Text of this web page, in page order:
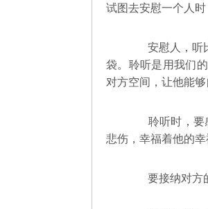
试图去安慰一个人
安慰人，听比
袋。聆听是用我们
对方空间，让他能
聆听时，要感
悲伤，幸福着他的
要接纳对方